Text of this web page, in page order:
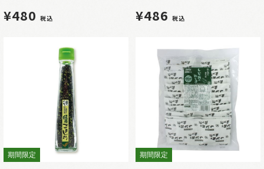
¥480税込 ¥486税込
期間限定 期間限定